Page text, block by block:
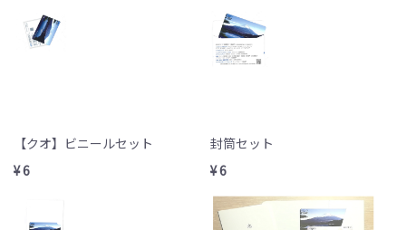
【クオ】ビニールセット
¥ 6
封筒セット
¥ 6